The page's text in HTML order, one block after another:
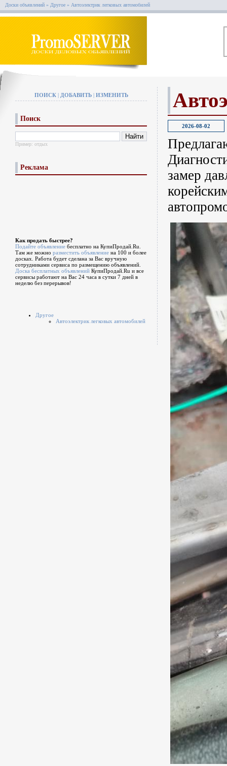
Доски объявлений » Другое » Автоэлектрик легковых автомобилей
ПОИСК| ДОБАВИТЬ| ИЗМЕНИТЬ
Поиск
Пример: отдых
Реклама
Как продать быстрее?
Подайте объявление бесплатно на КупиПродай.Ru.
Там же можно разместить объявление на 100 и более
досках. Работа будет сделана за Вас вручную
сотрудниками сервиса по размещению объявлений.
Доска бесплатных объявлений КупиПродай.Ru и все
сервисы работают на Вас 24 часа в сутки 7 дней в
неделю без перерывов!
Другое
Автоэлектрик легковых автомобилей
2026-08-02
замер